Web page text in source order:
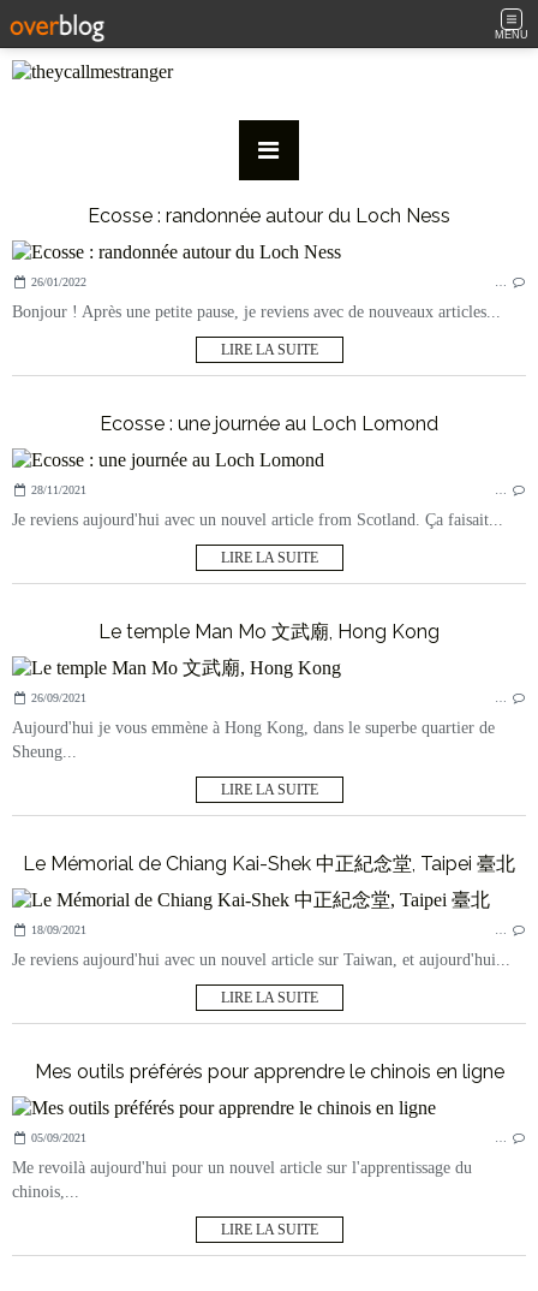
MENU
Ecosse : randonnée autour du Loch Ness
26/01/2022
Bonjour ! Après une petite pause, je reviens avec de nouveaux articles...
LIRE LA SUITE
Ecosse : une journée au Loch Lomond
28/11/2021
Je reviens aujourd'hui avec un nouvel article from Scotland. Ça faisait...
LIRE LA SUITE
Le temple Man Mo 文武廟, Hong Kong
26/09/2021
Aujourd'hui je vous emmène à Hong Kong, dans le superbe quartier de
Sheung...
LIRE LA SUITE
Le Mémorial de Chiang Kai-Shek 中正紀念堂, Taipei 臺北
18/09/2021
Je reviens aujourd'hui avec un nouvel article sur Taiwan, et aujourd'hui...
LIRE LA SUITE
Mes outils préférés pour apprendre le chinois en ligne
05/09/2021
Me revoilà aujourd'hui pour un nouvel article sur l'apprentissage du
chinois,...
LIRE LA SUITE